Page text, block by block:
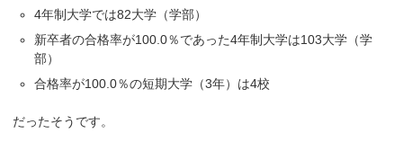
4年制大学では82大学（学部）
新卒者の合格率が100.0％であった4年制大学は103大学（学
部）
合格率が100.0％の短期大学（3年）は4校
だったそうです。